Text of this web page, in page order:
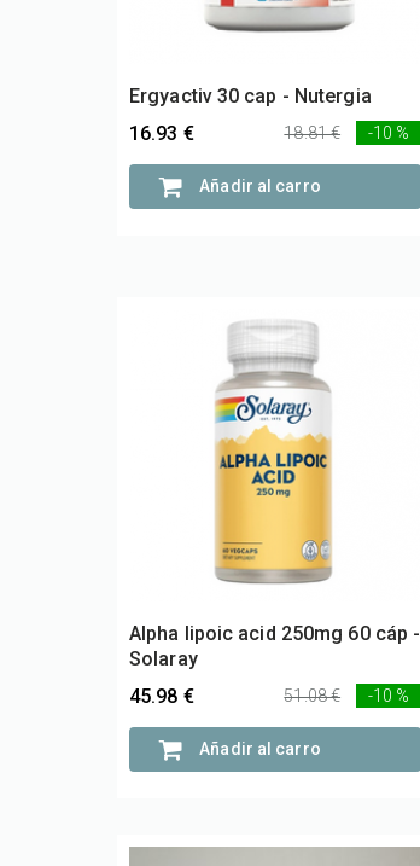
Ergyactiv 30 cap - Nutergia
16.93 €
18.81 € -10 %
Añadir al carro
Alpha lipoic acid 250mg 60 cáp -
Solaray
45.98 €
51.08 € -10 %
Añadir al carro